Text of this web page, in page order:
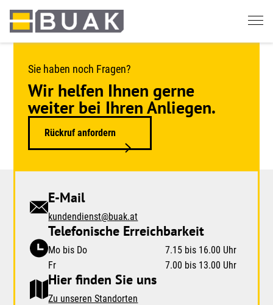
Springe
zum
Sie haben noch Fragen?
Wir helfen Ihnen gerne
weiter bei Ihren Anliegen.
Rückruf anfordern
E-Mail
kundendienst@buak.at
Telefonische Erreichbarkeit
Mo bis Do
7.15 bis 16.00 Uhr
Fr
7.00 bis 13.00 Uhr
Hier finden Sie uns
Zu unseren Standorten